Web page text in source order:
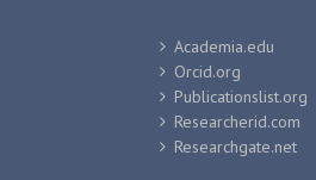
Academia.edu
Orcid.org
Publicationslist.org
Researcherid.com
Researchgate.net